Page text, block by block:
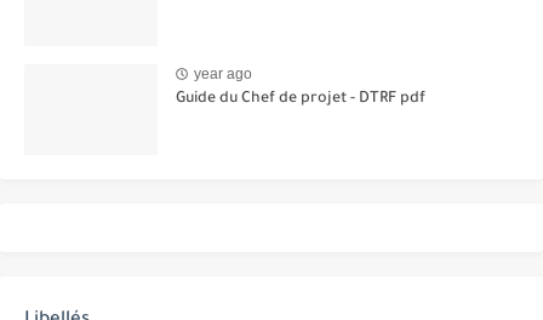
year ago
Guide du Chef de projet - DTRF pdf